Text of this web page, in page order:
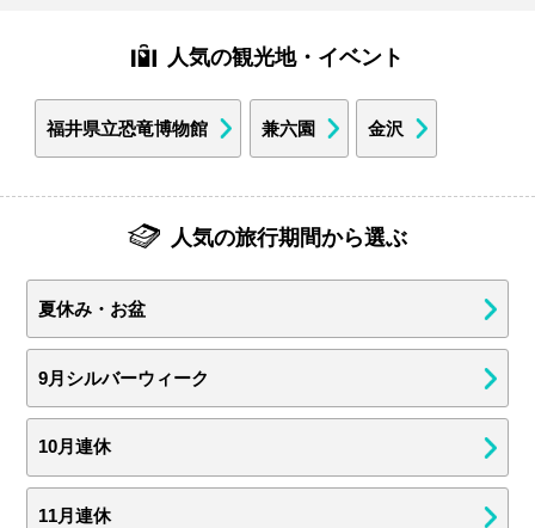
人気の観光地・イベント
福井県立恐竜博物館 兼六園 金沢
人気の旅行期間から選ぶ
夏休み・お盆
9月シルバーウィーク
10月連休
11月連休